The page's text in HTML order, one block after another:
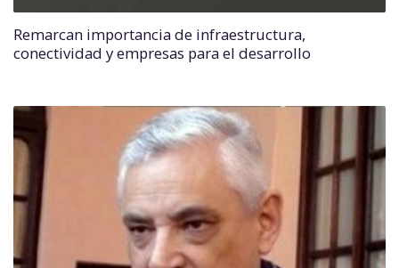
Remarcan importancia de infraestructura,
conectividad y empresas para el desarrollo